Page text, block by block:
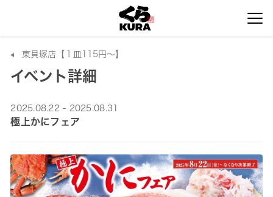
東貝塚店【１皿115円～】
イベント詳細
2025.08.22 - 2025.08.31
極上かにフェア